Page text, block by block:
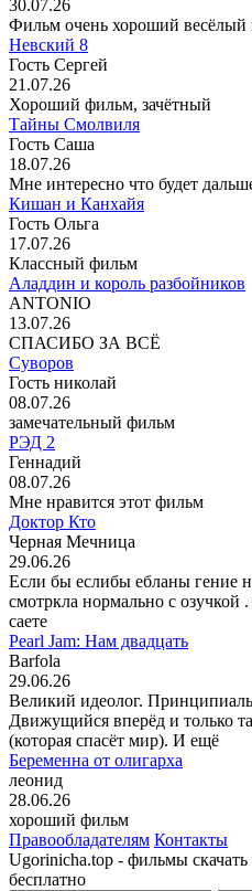
30.07.26
Фильм очень хороший весёлый
Невский 8
Гость Сергей
21.07.26
Хороший фильм, зачётный
Тайны Смолвиля
Гость Саша
18.07.26
Мне интересно что будет
Кишан и Канхайя
Гость Ольга
17.07.26
Классный фильм
Аладдин и король разбойников
ANTONIO
13.07.26
СПАСИБО ЗА ВСЁ
Суворов
Гость николай
08.07.26
замечательный фильм
РЭД 2
Геннадий
08.07.26
Мне нравится этот фильм
Доктор Кто
Черная Мечница
29.06.26
Если бы еслибы ебланы гение
смотркла нормально с озучкой
саете
Pearl Jam: Нам двадцать
Barfola
29.06.26
Великий идеолог.
Движущийся вперёд и только
(которая спасёт мир). И ещё
Беременна от олигарха
леонид
28.06.26
хороший фильм
Правообладателям Контакты
Ugorinicha.top - фильмы
бесплатно